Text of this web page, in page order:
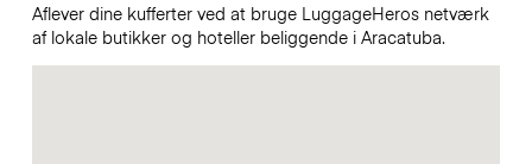
Aflever dine kufferter ved at bruge LuggageHeros netværk
af lokale butikker og hoteller beliggende i Aracatuba.